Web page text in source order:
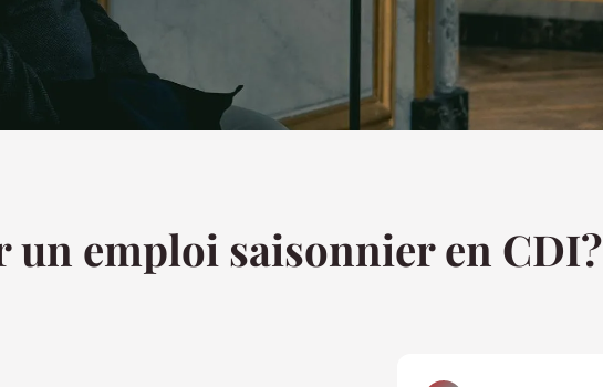
emploi saisonnier en CDI?